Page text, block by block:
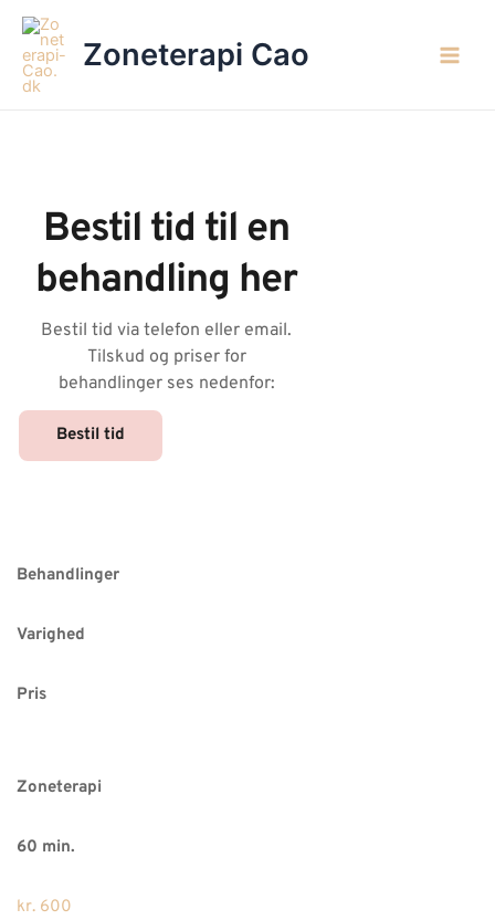
indholdet
Zoneterapi Cao
Bestil tid til en
behandling her
Bestil tid via telefon eller email.
Tilskud og priser for
behandlinger ses nedenfor:
Bestil tid
Behandlinger
Varighed
Pris
Zoneterapi
60 min.
kr. 600